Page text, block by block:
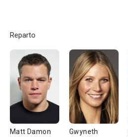
Reparto
Matt Damon
Gwyneth